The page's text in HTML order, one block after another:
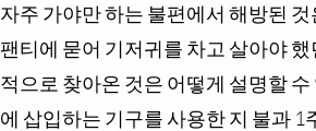
자주 가야만 하는 불편에서 해방된
팬티에 묻어 기저귀를 차고 살아야
적으로 찾아온 것은 어떻게 설명할
에 삽입하는 기구를 사용한 지 불과